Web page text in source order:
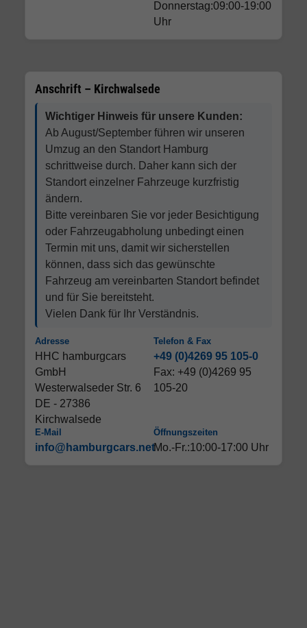
Donnerstag:09:00-19:00
Uhr
Anschrift – Kirchwalsede
Wichtiger Hinweis für unsere Kunden:
Ab August/September führen wir unseren
Umzug an den Standort Hamburg
schrittweise durch. Daher kann sich der
Standort einzelner Fahrzeuge kurzfristig
ändern.
Bitte vereinbaren Sie vor jeder Besichtigung
oder Fahrzeugabholung unbedingt einen
Termin mit uns, damit wir sicherstellen
können, dass sich das gewünschte
Fahrzeug am vereinbarten Standort befindet
und für Sie bereitsteht.
Vielen Dank für Ihr Verständnis.
Adresse
HHC hamburgcars
GmbH
Westerwalseder Str. 6
DE - 27386
Kirchwalsede
Telefon & Fax
+49 (0)4269 95 105-0
Fax: +49 (0)4269 95
105-20
E-Mail
info@hamburgcars.net
Öffnungszeiten
Mo.-Fr.:10:00-17:00 Uhr